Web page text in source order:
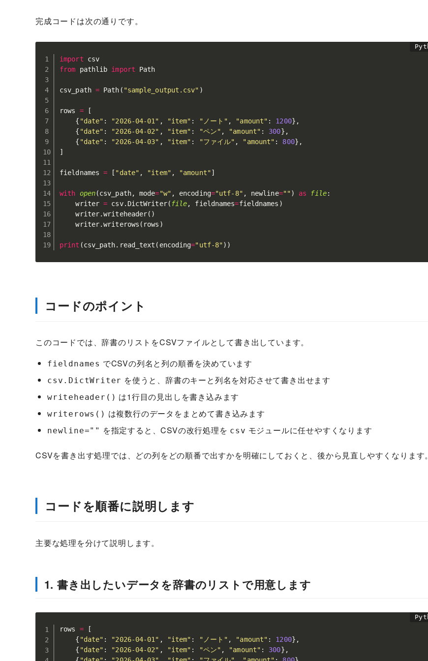
完成コードは次の通りです。
import
from pathlib import Path
csv_path = Path ( "sample_output.csv" )
rows =
[
{ "date" : "2026-04-01" , "item" : "ノート" , "amount" : 1200} ,
{ "date" : "2026-04-02" , "item" : "ペン" , "amount" : 300} ,
{ "date" : "2026-04-03" , "item" : "ファイル" , "amount" : 800} ,
]
fieldnames = [ "date" , "item" , "amount"]
with open(csv_path, mode="w" , encoding="utf-8" , newline="") as file:
    writer
= csv. DictWriter( file, fieldnames=fieldnames )
    writer
.writeheader( )
    writer
.writerows ( rows )
print (csv_path. read_text ( encoding="utf-8") )
コードのポイント
このコードでは、辞書のリストをCSVファイルとして書き出しています。
fieldnames でCSVの列名と列の順番を決めています
csv.DictWriter を使うと、辞書のキーと列名を対応させて書き出せます
writeheader() は1行目の見出しを書き込みます
writerows() は複数行のデータをまとめて書き込みます
newline="" を指定すると、CSVの改行処理を csv モジュールに任せやすくなります
CSVを書き出す処理では、どの列をどの順番で出すかを明確にしておくと、後から見直しやすくなります。
コードを順番に説明します
主要な処理を分けて説明します。
1. 書き出したいデータを辞書のリストで用意します
rows =
[
{ "date" : "2026-04-01" , "item" : "ノート" , "amount" : 1200} ,
{ "date" : "2026-04-02" , "item" : "ペン" , "amount" : 300} ,